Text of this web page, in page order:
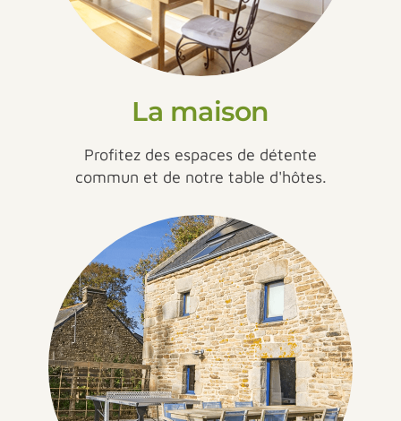
La maison
Profitez des espaces de détente
commun et de notre table d'hôtes.